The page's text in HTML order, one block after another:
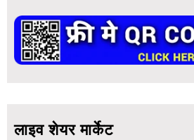
लाइव शेयर मार्केट